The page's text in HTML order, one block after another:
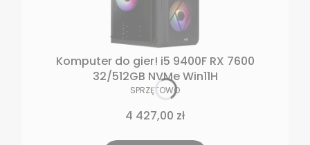
Komputer do gier! i5 9400F RX 7600
32/512GB NVMe Win11H
PRODUCENT
SPRZĘTOWO
Cena
4 427,00 zł